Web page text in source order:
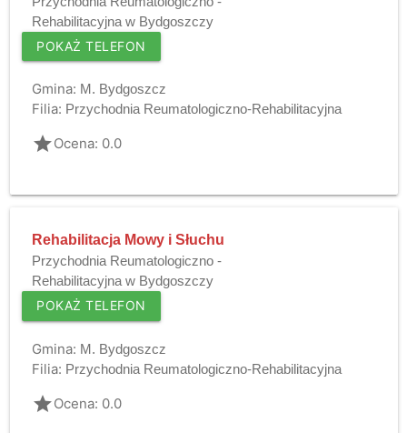
Rehabilitacyjna w Bydgoszczy
POKAŻ TELEFON
Gmina: M. Bydgoszcz
Filia: Przychodnia Reumatologiczno-Rehabilitacyjna
gradeOcena: 0.0
Rehabilitacja Mowy i Słuchu
Przychodnia Reumatologiczno -
Rehabilitacyjna w Bydgoszczy
POKAŻ TELEFON
Gmina: M. Bydgoszcz
Filia: Przychodnia Reumatologiczno-Rehabilitacyjna
gradeOcena: 0.0